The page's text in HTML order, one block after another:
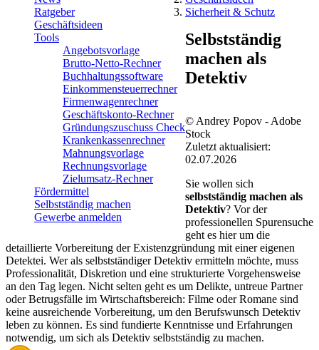
Ratgeber
Geschäftsideen
Tools
Angebotsvorlage
Brutto-Netto-Rechner
Buchhaltungssoftware
Einkommensteuerrechner
Firmenwagenrechner
Geschäftskonto-Rechner
Gründungszuschuss Check
Krankenkassenrechner
Mahnungsvorlage
Rechnungsvorlage
Zielumsatz-Rechner
Fördermittel
Selbstständig machen
Gewerbe anmelden
Sicherheit & Schutz
Selbstständig
machen als
Detektiv
© Andrey Popov - Adobe
Stock
Zuletzt aktualisiert:
02.07.2026
Sie wollen sich
selbstständig machen als
Detektiv? Vor der
professionellen Spurensuche
geht es hier um die
detaillierte Vorbereitung der Existenzgründung mit einer eigenen
Detektei. Wer als selbstständiger Detektiv ermitteln möchte, muss
Professionalität, Diskretion und eine strukturierte Vorgehensweise
an den Tag legen. Nicht selten geht es um Delikte, untreue Partner
oder Betrugsfälle im Wirtschaftsbereich: Filme oder Romane sind
keine ausreichende Vorbereitung, um den Berufswunsch Detektiv
leben zu können. Es sind fundierte Kenntnisse und Erfahrungen
notwendig, um sich als Detektiv selbstständig zu machen.